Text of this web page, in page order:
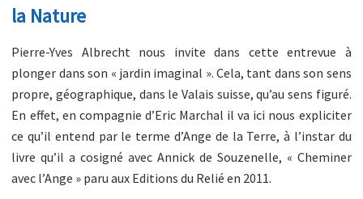
la Nature
Pierre-Yves Albrecht nous invite dans cette entrevue à
plonger dans son « jardin imaginal ». Cela, tant dans son sens
propre, géographique, dans le Valais suisse, qu’au sens figuré.
En effet, en compagnie d’Eric Marchal il va ici nous expliciter
ce qu’il entend par le terme d’Ange de la Terre, à l’instar du
livre qu’il a cosigné avec Annick de Souzenelle, « Cheminer
avec l’Ange » paru aux Editions du Relié en 2011.